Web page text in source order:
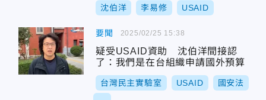
沈伯洋 李易修 USAID
要聞
疑受USAID資助 沈伯洋間接認
了：我們是在台組織申請國外預算
台灣民主實驗室 USAID 國安法
2025/02/25 15:38